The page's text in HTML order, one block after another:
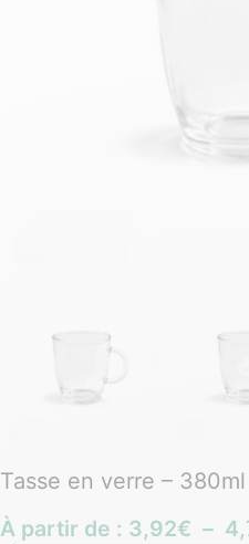
Tasse en verre – 380ml
À partir de : 3,92€ –